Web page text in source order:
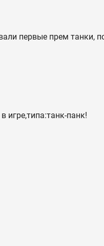
первые прем танки,
панк!